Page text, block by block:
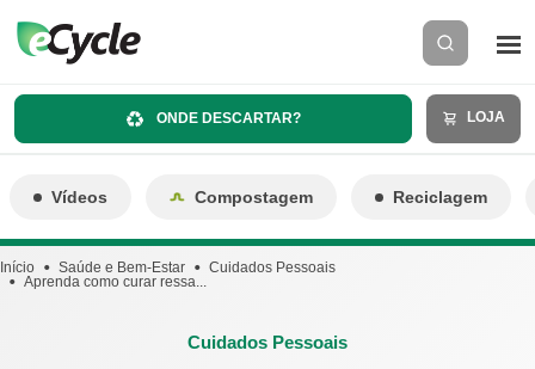
ONDE DESCARTAR? LOJA
Vídeos Compostagem Reciclagem
Início Saúde e Bem-Estar
Cuidados Pessoais
Aprenda como curar ressa...
Cuidados Pessoais